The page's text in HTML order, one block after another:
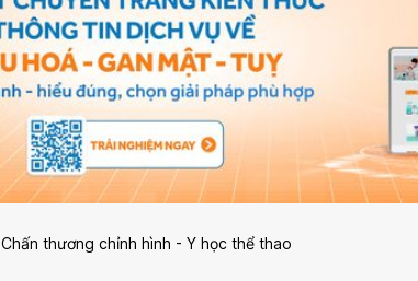
Chấn thương chỉnh hình - Y học thể thao